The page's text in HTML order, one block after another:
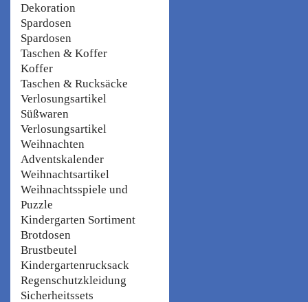
Dekoration
Spardosen
Spardosen
Taschen & Koffer
Koffer
Taschen & Rucksäcke
Verlosungsartikel
Süßwaren
Verlosungsartikel
Weihnachten
Adventskalender
Weihnachtsartikel
Weihnachtsspiele und
Puzzle
Kindergarten Sortiment
Brotdosen
Brustbeutel
Kindergartenrucksack
Regenschutzkleidung
Sicherheitssets